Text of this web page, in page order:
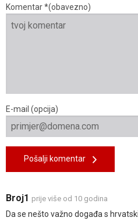
Komentar *(obavezno)
E-mail (opcija)
Pošalji komentar
Broj1 prije više od 10 godina
Da se nešto važno događa s